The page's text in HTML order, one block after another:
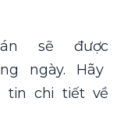
sẽ được
ngày. Hãy
tin chi tiết về